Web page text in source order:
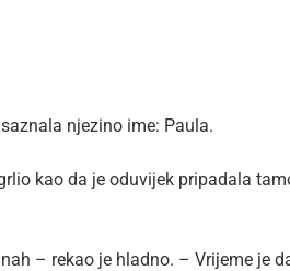
njezino ime: Paula.
kao da je oduvijek pripadala
– rekao je hladno. – Vrijeme je